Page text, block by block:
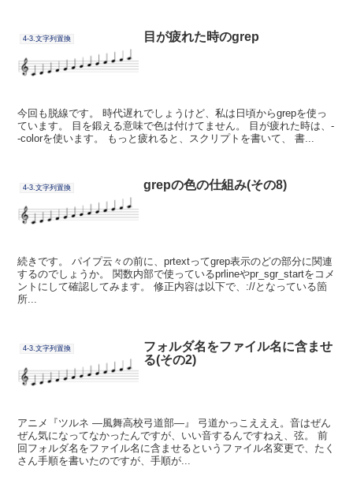
4-3.文字列置換 目が疲れた時のgrep
今回も脱線です。 時代遅れでしょうけど、私は日頃からgrepを使っ
ています。 目を鍛える意味で色は付けてません。 目が疲れた時は、-
-colorを使います。 もっと疲れると、スクリプトを書いて、 書...
4-3.文字列置換 grepの色の仕組み(その8)
続きです。 パイプ云々の前に、prtextってgrep表示のどの部分に関連
するのでしょうか。 関数内部で使っているprlineやpr_sgr_startをコメ
ントにして確認してみます。 修正内容は以下で、://となっている箇
所...
4-3.文字列置換
フォルダ名をファイル名に含ませ
る(その2)
アニメ『ツルネ ―風舞高校弓道部―』 弓道かっこえええ。音はぜん
ぜん気になってなかったんですが、いい音するんですねえ、弦。 前
回フォルダ名をファイル名に含ませるというファイル名変更で、たく
さん手順を書いたのですが、手順が...